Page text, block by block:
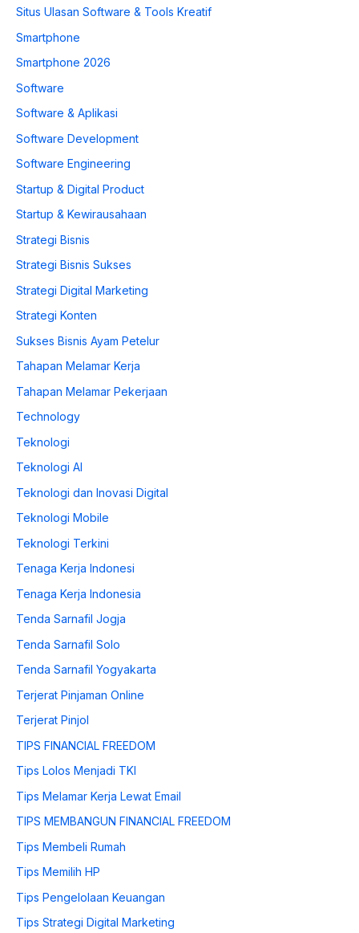
Situs Ulasan Software & Tools Kreatif
Smartphone
Smartphone 2026
Software
Software & Aplikasi
Software Development
Software Engineering
Startup & Digital Product
Startup & Kewirausahaan
Strategi Bisnis
Strategi Bisnis Sukses
Strategi Digital Marketing
Strategi Konten
Sukses Bisnis Ayam Petelur
Tahapan Melamar Kerja
Tahapan Melamar Pekerjaan
Technology
Teknologi
Teknologi AI
Teknologi dan Inovasi Digital
Teknologi Mobile
Teknologi Terkini
Tenaga Kerja Indonesi
Tenaga Kerja Indonesia
Tenda Sarnafil Jogja
Tenda Sarnafil Solo
Tenda Sarnafil Yogyakarta
Terjerat Pinjaman Online
Terjerat Pinjol
TIPS FINANCIAL FREEDOM
Tips Lolos Menjadi TKI
Tips Melamar Kerja Lewat Email
TIPS MEMBANGUN FINANCIAL FREEDOM
Tips Membeli Rumah
Tips Memilih HP
Tips Pengelolaan Keuangan
Tips Strategi Digital Marketing